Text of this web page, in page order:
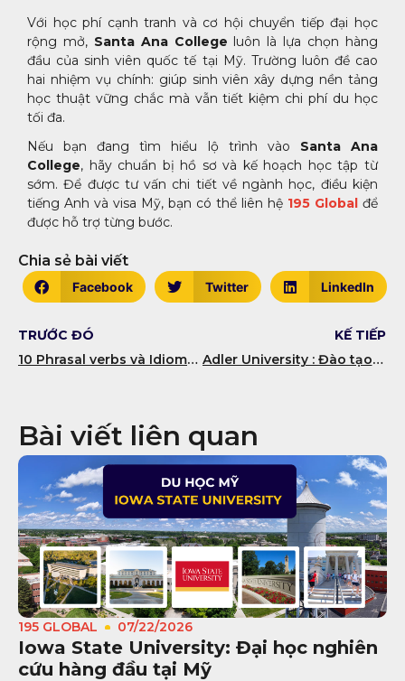
Với học phí cạnh tranh và cơ hội chuyển tiếp đại học
rộng mở, Santa Ana College luôn là lựa chọn hàng
đầu của sinh viên quốc tế tại Mỹ. Trường luôn đề cao
hai nhiệm vụ chính: giúp sinh viên xây dựng nền tảng
học thuật vững chắc mà vẫn tiết kiệm chi phí du học
tối đa.
Nếu bạn đang tìm hiểu lộ trình vào Santa Ana
College, hãy chuẩn bị hồ sơ và kế hoạch học tập từ
sớm. Để được tư vấn chi tiết về ngành học, điều kiện
tiếng Anh và visa Mỹ, bạn có thể liên hệ 195 Global để
được hỗ trợ từng bước.
Chia sẻ bài viết
Facebook Twitter LinkedIn
TRƯỚC ĐÓ
10 Phrasal verbs và Idioms trong DET – Daily life và Environment
KẾ TIẾP
Adler University : Đào tạo Đại học gắn với trách nhiệm xã hội
Bài viết liên quan
195 GLOBAL 07/22/2026
Iowa State University: Đại học nghiên
cứu hàng đầu tại Mỹ